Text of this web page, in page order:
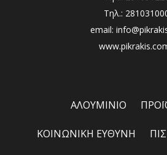
Τηλ.:
email:
ΑΛΟΥΜΙΝΙΟ
ΚΟΙΝΩΝΙΚΗ ΕΥΘΥΝΗ